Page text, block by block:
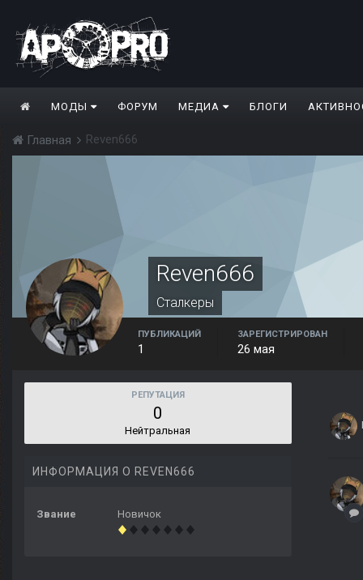
МОДЫ ФОРУМ МЕДИА БЛОГИ
Главная Reven666
Reven666
Сталкеры
ПУБЛИКАЦИЙ
1
ЗАРЕГИСТРИРОВАН
26 мая
РЕПУТАЦИЯ
0
Нейтральная
ИНФОРМАЦИЯ О REVEN666
Звание Новичок